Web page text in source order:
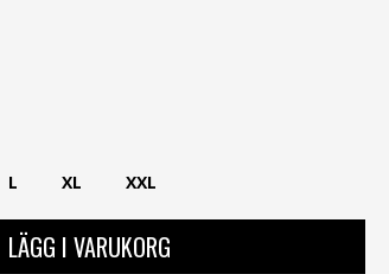
L XL XXL
LÄGG I VARUKORG